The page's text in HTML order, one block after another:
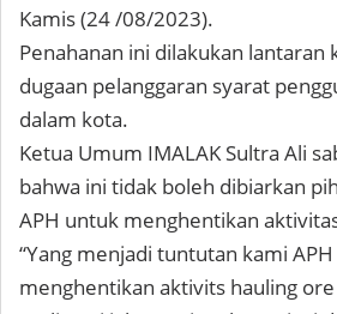
Kamis (24 /08/2023).
Penahanan ini dilakukan lantaran
dugaan pelanggaran syarat
dalam kota.
Ketua Umum IMALAK Sultra Ali
bahwa ini tidak boleh dibiarkan
APH untuk menghentikan
“Yang menjadi tuntutan kami
menghentikan aktivits hauling